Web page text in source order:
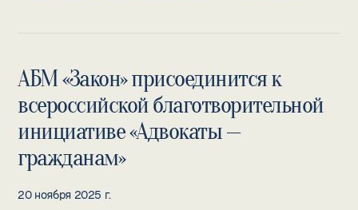
АБМ «Закон» присоединится к
всероссийской благотворительной
инициативе «Адвокаты —
гражданам»
20 ноября 2025 г.